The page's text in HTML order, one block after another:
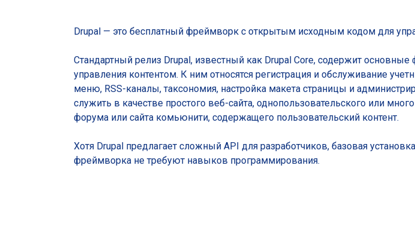
Drupal — это бесплатный фреймворк с открытым исходным кодом для
Стандартный релиз Drupal, известный как Drupal Core, содержит
управления контентом. К ним относятся регистрация и обслуживание
меню, RSS-каналы, таксономия, настройка макета страницы и
служить в качестве простого веб-сайта, однопользовательского или
форума или сайта комьюнити, содержащего пользовательский контент.
Хотя Drupal предлагает сложный API для разработчиков, базовая
фреймворка не требуют навыков программирования.